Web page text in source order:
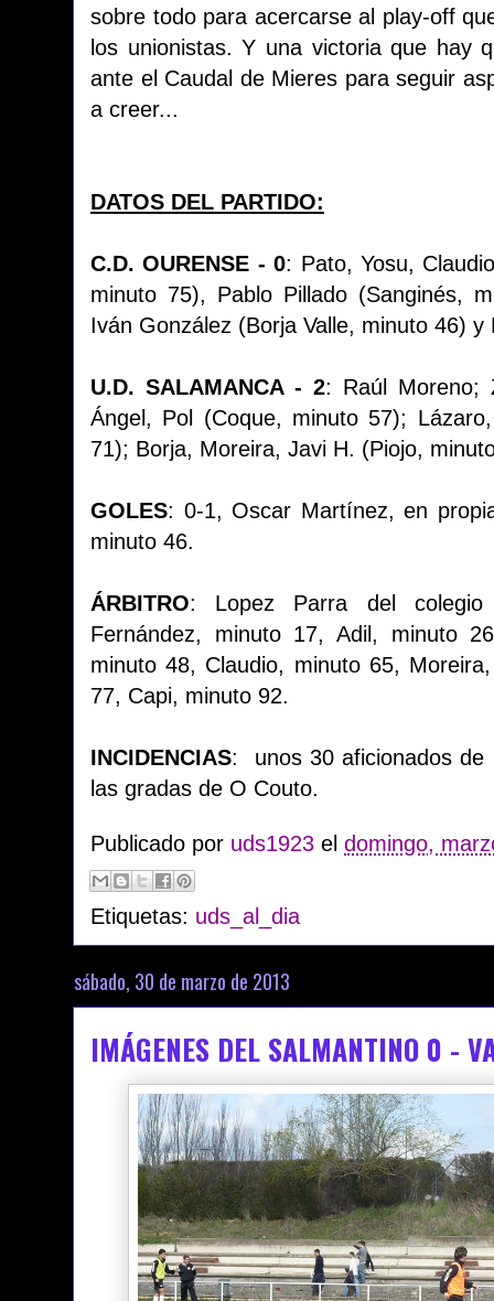
sobre todo para acercarse al play-off
los unionistas. Y una victoria que hay
ante el Caudal de Mieres para seguir
a creer...
DATOS DEL PARTIDO:
C.D. OURENSE - 0: Pato, Yosu,
minuto 75), Pablo Pillado (Sanginés,
Iván González (Borja Valle, minuto 46) y
U.D. SALAMANCA - 2: Raúl Moreno;
Ángel, Pol (Coque, minuto 57);
71); Borja, Moreira, Javi H. (Piojo,
GOLES: 0-1, Oscar Martínez, en
minuto 46.
ÁRBITRO: Lopez Parra del colegio
Fernández, minuto 17, Adil, minuto
minuto 48, Claudio, minuto 65,
77, Capi, minuto 92.
INCIDENCIAS: unos 30 aficionados de
las gradas de O Couto.
Publicado por uds1923 el domingo,
Etiquetas: uds_al_dia
sábado, 30 de marzo de 2013
IMÁGENES DEL SALMANTINO 0 -